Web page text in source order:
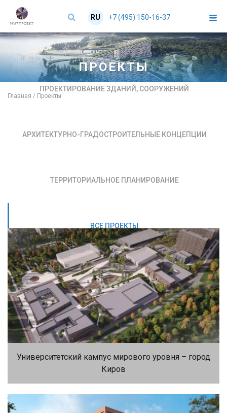
EN
RU +7 (495) 150-16-37
ПРОЕКТЫ
Главная / Проекты
ПРОЕКТИРОВАНИЕ ЗДАНИЙ, СООРУЖЕНИЙ
АРХИТЕКТУРНО-ГРАДОСТРОИТЕЛЬНЫЕ КОНЦЕПЦИИ
ТЕРРИТОРИАЛЬНОЕ ПЛАНИРОВАНИЕ
ВСЕ ПРОЕКТЫ
Университетский кампус мирового уровня – город
Киров